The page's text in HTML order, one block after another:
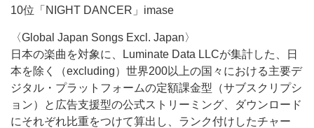
10位「NIGHT DANCER」imase
〈Global Japan Songs Excl. Japan〉
日本の楽曲を対象に、Luminate Data LLCが集計した、日
本を除く（excluding）世界200以上の国々における主要デ
ジタル・プラットフォームの定額課金型（サブスクリプシ
ョン）と広告支援型の公式ストリーミング、ダウンロード
にそれぞれ比重をつけて算出し、ランク付けしたチャー